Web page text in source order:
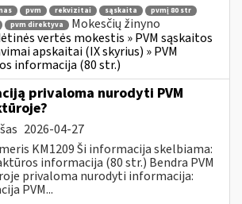
pvm rekvizitai sąskaita
pvmį 80 str
pvm direktyva
Mokesčių žinyno
vertės mokestis » PVM sąskaitos
apskaitai (IX skyrius) » PVM
informacija (80 str.)
privaloma nurodyti PVM
2026-04-27
KM1209 Ši informacija skelbiama:
informacija (80 str.) Bendra PVM
privaloma nurodyti informacija:
PVM...